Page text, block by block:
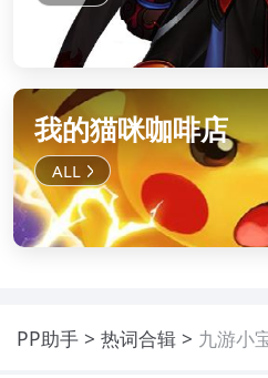
我的猫咪咖啡店
PP助手 热词合辑 九游小